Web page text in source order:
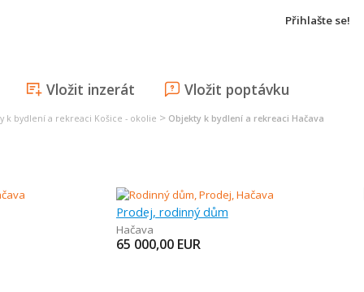
Přihlašte se!
Vložit inzerát Vložit poptávku
k bydlení a rekreaci Košice - okolie > Objekty k bydlení a rekreaci Hačava
Prodej, rodinný dům
Hačava
65 000,00 EUR